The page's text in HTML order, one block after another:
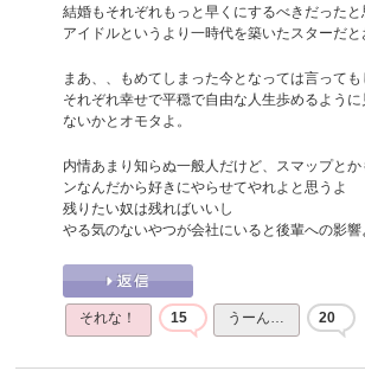
結婚もそれぞれもっと早くにするべきだったと
アイドルというより一時代を築いたスターだと
まあ、、もめてしまった今となっては言っても
それぞれ幸せで平穏で自由な人生歩めるよう
ないかとオモタよ。
内情あまり知らぬ一般人だけど、スマップと
ンなんだから好きにやらせてやれよと思うよ
残りたい奴は残ればいいし
やる気のないやつが会社にいると後輩への影響
それな！ 15 うーん… 20